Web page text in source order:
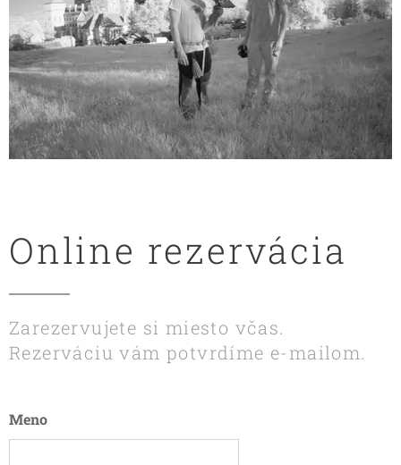
Online rezervácia
Zarezervujete si miesto včas.
Rezerváciu vám potvrdíme e-mailom.
Meno